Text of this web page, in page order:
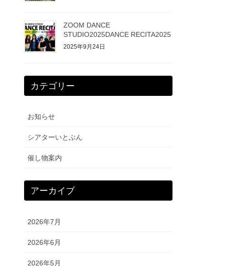
ZOOM DANCE
STUDIO2025DANCE RECITA2025
2025年9月24日
カテゴリー
お知らせ
シアターいとぶん
催し物案内
アーカイブ
2026年7月
2026年6月
2026年5月